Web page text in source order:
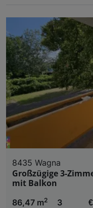
8435 Wagna
Großzügige 3-
mit Balkon
86,47 m2
3